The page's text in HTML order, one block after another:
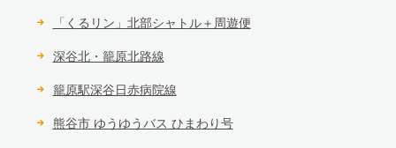
「くるリン」北部シャトル＋周遊便
深谷北・籠原北路線
籠原駅深谷日赤病院線
熊谷市 ゆうゆうバス ひまわり号